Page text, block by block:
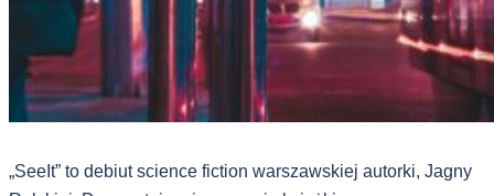
„SeeIt” to debiut science fiction warszawskiej autorki, Jagny